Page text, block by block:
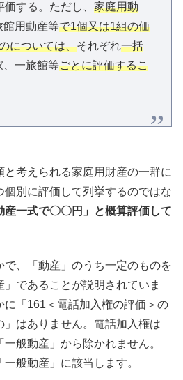
する。ただし、 家庭用動
館用動産等で1個又は1組の価
については、それぞれ一括
、一旅館等ごとに評価するこ
考えられる家庭用財産の一群に
別に評価して列挙するのではな
産一式で〇〇円」と概算評価して
、「動産」のうち一定のものを
であることが説明されていま
に「161＜電話加入権の評価＞の
」はありません。電話加入権は
一般動産」から除かれません。
般動産」に該当します。